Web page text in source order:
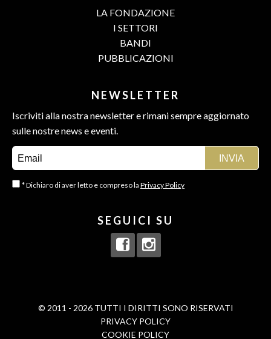
LA FONDAZIONE
I SETTORI
BANDI
PUBBLICAZIONI
NEWSLETTER
Iscriviti alla nostra newsletter e rimani sempre aggiornato
sulle nostre news e eventi.
* Dichiaro di aver letto e compreso la Privacy Policy
SEGUICI SU
© 2011 - 2026 TUTTI I DIRITTI SONO RISERVATI
PRIVACY POLICY
COOKIE POLICY